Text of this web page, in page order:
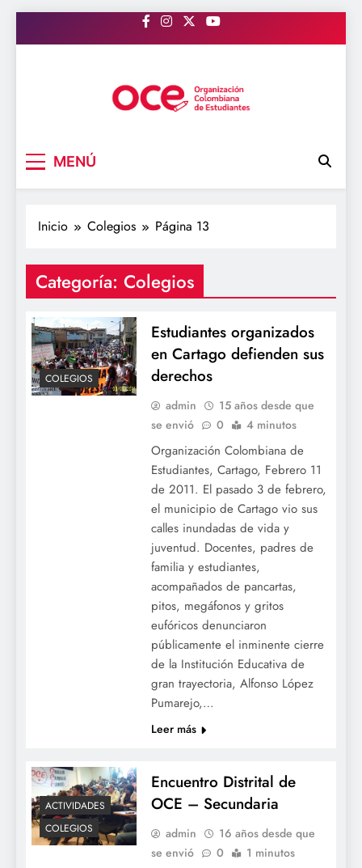
al
MENÚ
Inicio Colegios Página 13
Categoría: Colegios
COLEGIOS
Estudiantes organizados
en Cartago defienden sus
derechos
admin
15 años desde que
se envió
0 4 minutos
Organización Colombiana de
Estudiantes, Cartago, Febrero 11
de 2011. El pasado 3 de febrero,
el municipio de Cartago vio sus
calles inundadas de vida y
juventud. Docentes, padres de
familia y estudiantes,
acompañados de pancartas,
pitos, megáfonos y gritos
eufóricos denunciaron
públicamente el inminente cierre
de la Institución Educativa de
gran trayectoria, Alfonso López
Pumarejo,…
Leer más
ACTIVIDADES
COLEGIOS
Encuentro Distrital de
OCE – Secundaria
admin
16 años desde que
se envió
0 1 minutos